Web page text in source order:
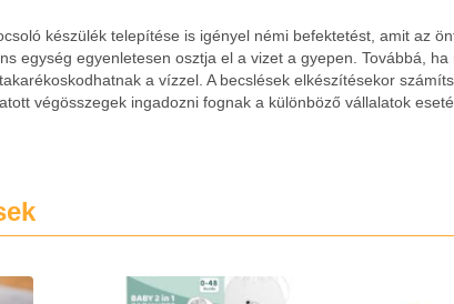
készülék telepítése is igényel némi befektetést, amit az
egység egyenletesen osztja el a vizet a gyepen. Továbbá,
a vízzel. A becslések elkészítésekor
végösszegek ingadozni fognak a különböző vállalatok